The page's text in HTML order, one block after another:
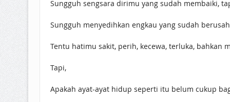
Sungguh sengsara dirimu yang sudah membaiki,
Sungguh menyedihkan engkau yang sudah
Tentu hatimu sakit, perih, kecewa, terluka, bahkan
Tapi,
Apakah ayat-ayat hidup seperti itu belum cukup